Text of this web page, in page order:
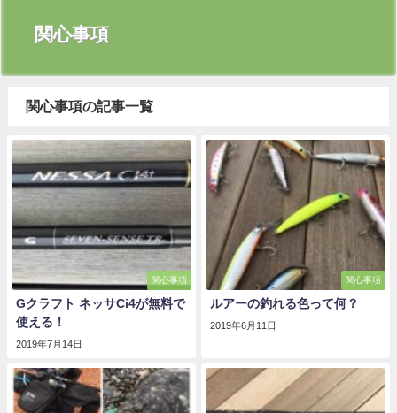
関心事項
関心事項の記事一覧
関心事項
Gクラフト ネッサCi4が無料で
使える！
2019年7月14日
関心事項
ルアーの釣れる色って何？
2019年6月11日